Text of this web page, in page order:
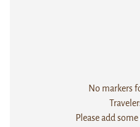
No markers
Please add